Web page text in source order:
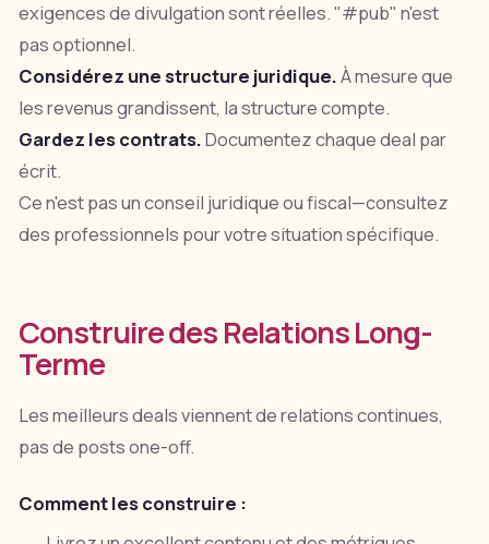
exigences de divulgation sont réelles. "#pub" n'est
pas optionnel.
Considérez une structure juridique.À mesure que
les revenus grandissent, la structure compte.
Gardez les contrats.Documentez chaque deal par
écrit.
Ce n'est pas un conseil juridique ou fiscal—consultez
des professionnels pour votre situation spécifique.
Construire des Relations Long-
Terme
Les meilleurs deals viennent de relations continues,
pas de posts one-off.
Comment les construire :